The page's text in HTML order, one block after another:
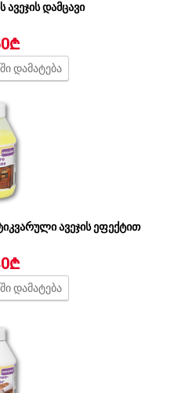
ავეჯის დამცავი
დამატება
ავეჯის ეფექტით
დამატება